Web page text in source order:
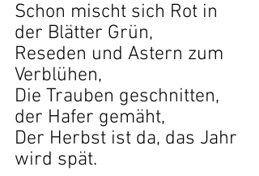
Schon mischt sich Rot in
der Blätter Grün,
Reseden und Astern zum
Verblühen,
Die Trauben geschnitten,
der Hafer gemäht,
Der Herbst ist da, das Jahr
wird spät.